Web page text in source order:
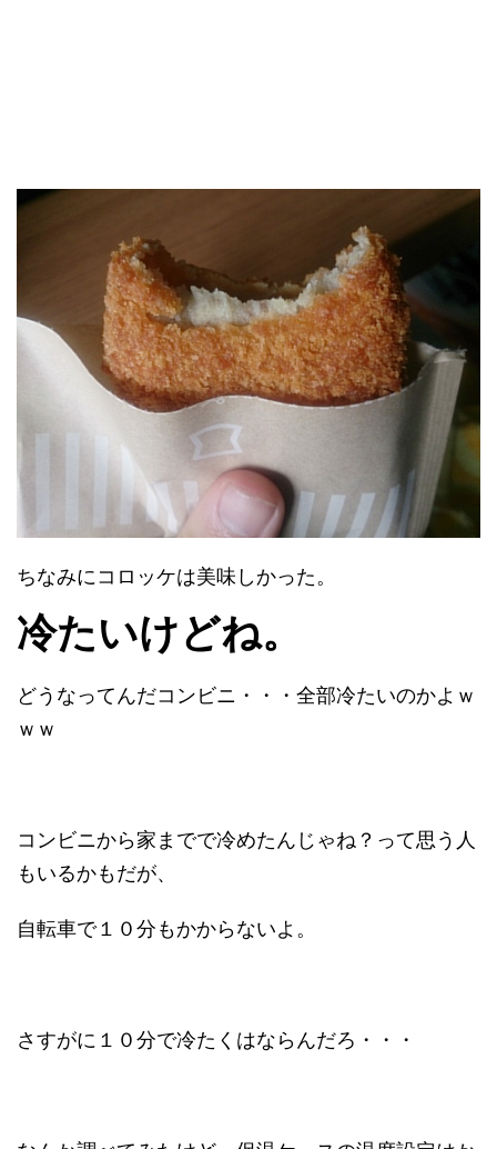
ちなみにコロッケは美味しかった。
冷たいけどね。
どうなってんだコンビニ・・・全部冷たいのかよｗ
ｗｗ
コンビニから家までで冷めたんじゃね？って思う人
もいるかもだが、
自転車で１０分もかからないよ。
さすがに１０分で冷たくはならんだろ・・・